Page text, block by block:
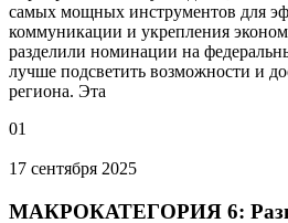
самых мощных инструментов для
коммуникации и укрепления
разделили номинации на
лучше подсветить возможности и
региона. Эта
01
17 сентября 2025
МАКРОКАТЕГОРИЯ 6: